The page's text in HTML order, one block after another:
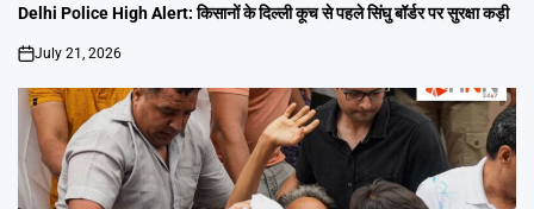
IN
Delhi Police High Alert: किसानों के दिल्ली कूच से पहले सिंघु बॉर्डर पर सुरक्षा कड़ी
on
July 21, 2026